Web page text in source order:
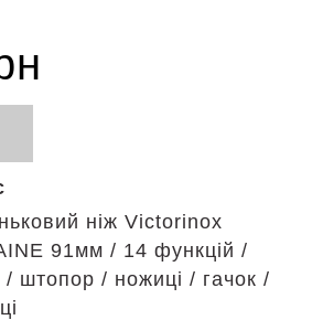
ніж Victorinox
91мм / 14 функцій /
/ штопор / ножиці / гачок /